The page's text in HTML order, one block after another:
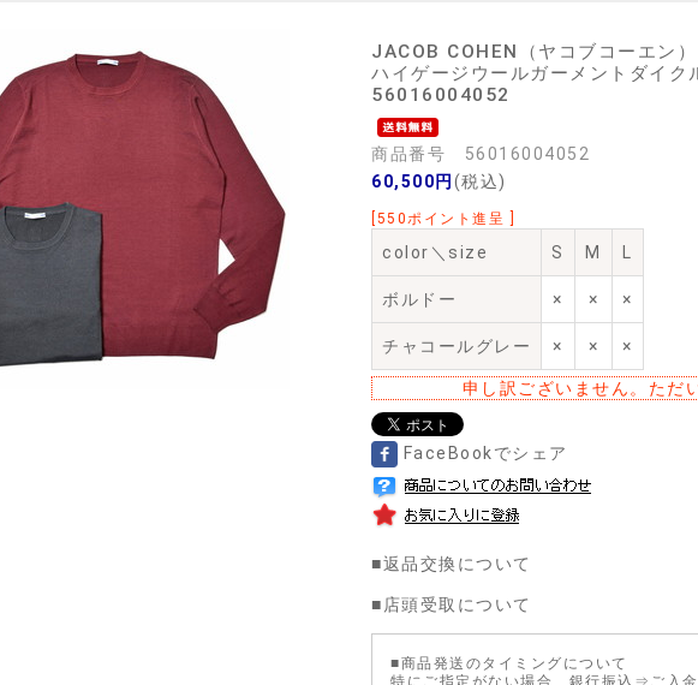
JACOB COHEN（ヤコブコーエン）
ハイゲージウールガーメントダイ
56016004052
商品番号 56016004052
60,500円 (税込)
[550ポイント進呈 ]
color＼size S M L
ボルドー × × ×
チャコールグレー × × ×
申し訳ございません。ただ
FaceBookでシェア
■返品交換について
■店頭受取について
■商品発送のタイミングについて
特にご指定がない場合、銀行振込⇒ご入